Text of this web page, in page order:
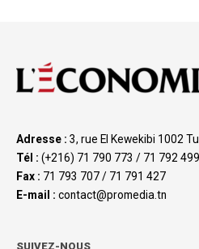
Adresse : 3, rue El Kewekibi 1002
Tél : (+216) 71 790 773 / 71 792 499
Fax : 71 793 707 / 71 791 427
E-mail : contact@promedia.tn
SUIVEZ-NOUS